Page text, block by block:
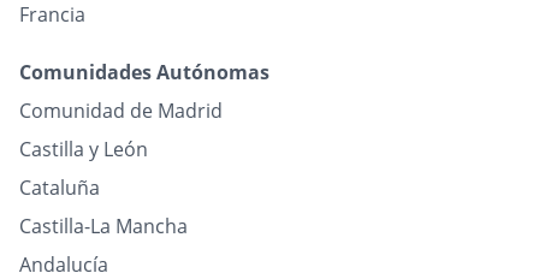
Francia
Comunidades Autónomas
Comunidad de Madrid
Castilla y León
Cataluña
Castilla-La Mancha
Andalucía